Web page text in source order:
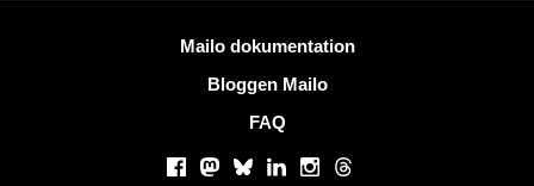
Mailo dokumentation
Bloggen Mailo
FAQ
Facebook
Mastodon
BlueskyLinkedInInstagram
Threads